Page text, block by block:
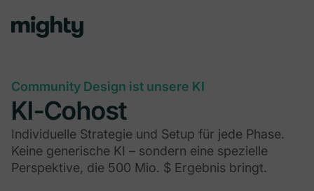
Community Design ist unsere KI
KI-Cohost
Individuelle Strategie und Setup für jede Phase.
Keine generische KI – sondern eine spezielle
Perspektive, die 500 Mio. $ Ergebnis bringt.